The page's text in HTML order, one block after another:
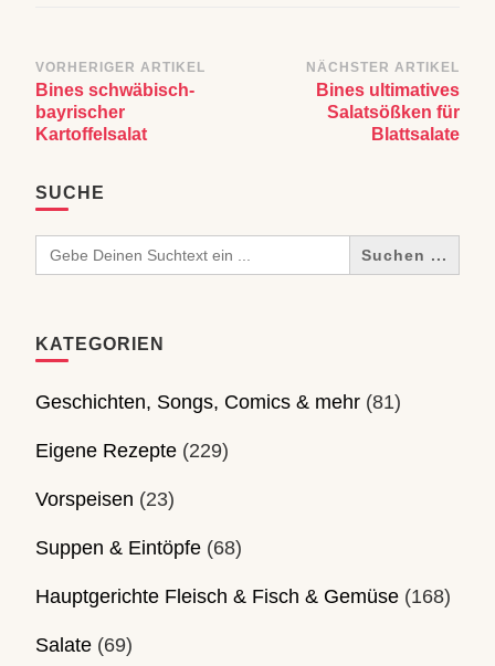
Beitragsnavigation
VORHERIGER ARTIKEL
Bines schwäbisch-
bayrischer
Kartoffelsalat
NÄCHSTER ARTIKEL
Bines ultimatives
Salatsößken für
Blattsalate
SUCHE
Search
for:
KATEGORIEN
Geschichten, Songs, Comics & mehr (81)
Eigene Rezepte (229)
Vorspeisen (23)
Suppen & Eintöpfe (68)
Hauptgerichte Fleisch & Fisch & Gemüse (168)
Salate (69)